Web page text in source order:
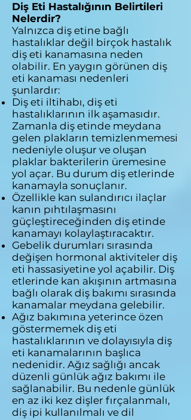
Diş Eti Hastalığının Belirtileri
Nelerdir?
Yalnızca diş etine bağlı
hastalıklar değil birçok hastalık
diş eti kanamasına neden
olabilir. En yaygın görünen diş
eti kanaması nedenleri
şunlardır:
Diş eti iltihabı, diş eti
hastalıklarının ilk aşamasıdır.
Zamanla diş etinde meydana
gelen plakların temizlenmemesi
nedeniyle oluşur ve oluşan
plaklar bakterilerin üremesine
yol açar. Bu durum diş etlerinde
kanamayla sonuçlanır.
Özellikle kan sulandırıcı ilaçlar
kanın pıhtılaşmasını
güçleştireceğinden diş etinde
kanamayı kolaylaştıracaktır.
Gebelik durumları sırasında
değişen hormonal aktiviteler diş
eti hassasiyetine yol açabilir. Diş
etlerinde kan akışının artmasına
bağlı olarak diş bakımı sırasında
kanamalar meydana gelebilir.
Ağız bakımına yeterince özen
göstermemek diş eti
hastalıklarının ve dolayısıyla diş
eti kanamalarının başlıca
nedenidir. Ağız sağlığı ancak
düzenli günlük ağız bakımı ile
sağlanabilir. Bu nedenle günlük
en az iki kez dişler fırçalanmalı,
diş ipi kullanılmalı ve dil